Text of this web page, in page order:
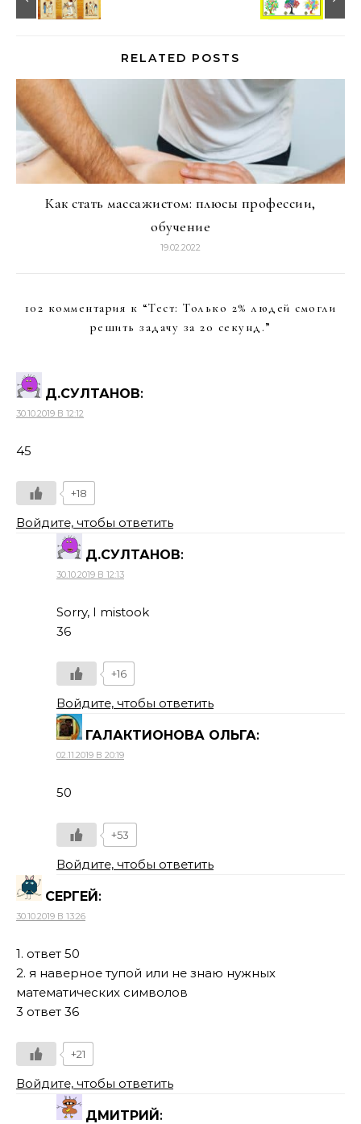
RELATED POSTS
Как стать массажистом: плюсы профессии,
обучение
19.02.2022
102 комментария к “Тест: Только 2% людей смогли
решить задачу за 20 секунд.”
Д.СУЛТАНОВ:
30.10.2019 В 12:12
45
+18
Войдите, чтобы ответить
Д.СУЛТАНОВ:
30.10.2019 В 12:13
Sorry, I mistook
36
+16
Войдите, чтобы ответить
ГАЛАКТИОНОВА ОЛЬГА:
02.11.2019 В 20:19
50
+53
Войдите, чтобы ответить
СЕРГЕЙ:
30.10.2019 В 13:26
1. ответ 50
2. я наверное тупой или не знаю нужных
математических символов
3 ответ 36
+21
Войдите, чтобы ответить
ДМИТРИЙ: